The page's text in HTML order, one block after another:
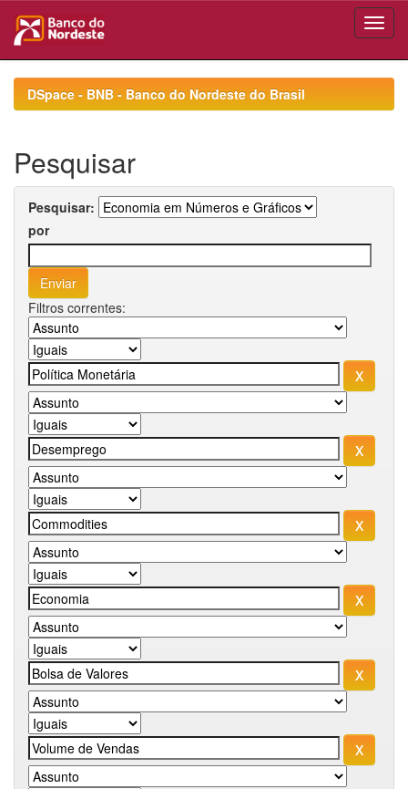
navigationDSpace - BNB - Banco do Nordeste do Brasil
Pesquisar
Pesquisar:
por
Filtros correntes: